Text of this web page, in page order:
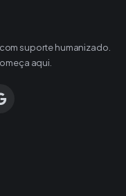
suporte humanizado.
aqui.